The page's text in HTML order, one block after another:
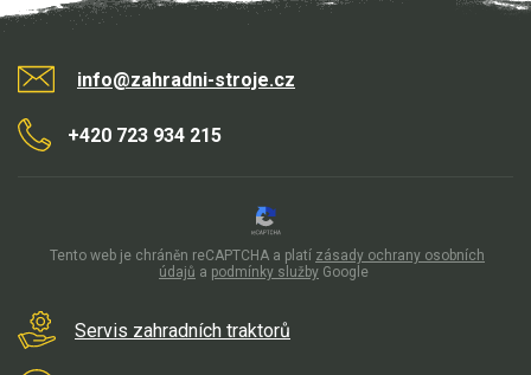
Vysavače a foukače
Elektrocentrály
Štěpkovače a drtiče
Elektrické tříkolky pracovní
info@zahradni-stroje.cz
+420 723 934 215
Servis zahradních traktorů
Tento web je chráněn reCAPTCHA a platí zásady ochrany osobních
údajů a podmínky služby Google